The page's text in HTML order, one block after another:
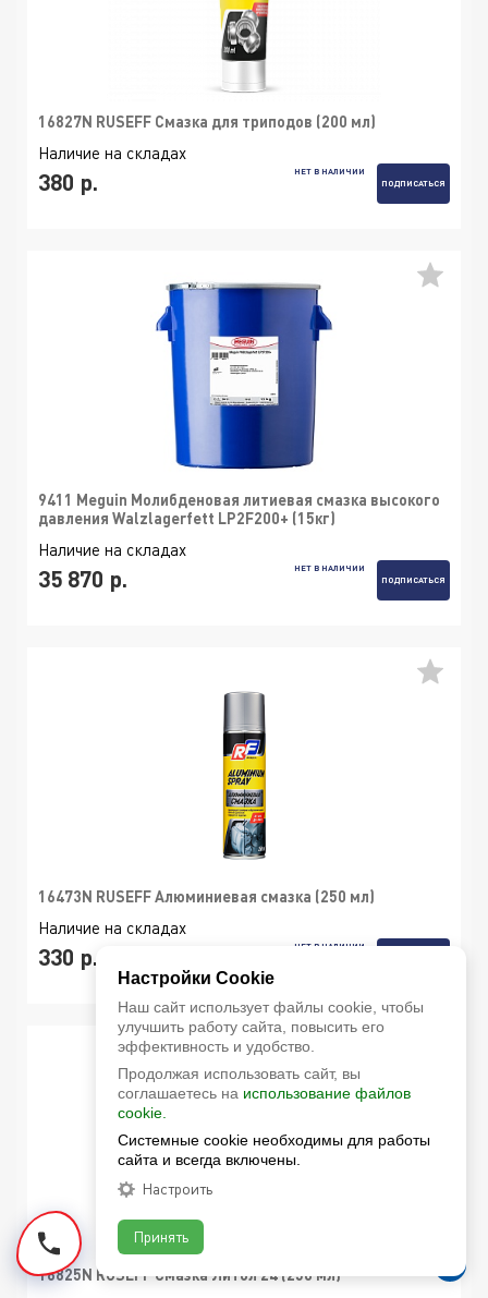
16827N RUSEFF Смазка для триподов (200 мл)
Наличие на складах
380 р.
НЕТ В НАЛИЧИИ
ПОДПИСАТЬСЯ
9411 Meguin Молибденовая литиевая смазка высокого
давления Walzlagerfett LP2F200+ (15кг)
Наличие на складах
35 870 р.
НЕТ В НАЛИЧИИ
ПОДПИСАТЬСЯ
16473N RUSEFF Алюминиевая смазка (250 мл)
Наличие на складах
330 р.
НЕТ В НАЛИЧИИ
16825N RUSEFF Смазка Литол 24 (250 мл)
Настройки Cookie
Наш сайт использует файлы cookie, чтобы
улучшить работу сайта, повысить его
эффективность и удобство.
Продолжая использовать сайт, вы
соглашаетесь на использование файлов
cookie.
Системные cookie необходимы для работы
сайта и всегда включены.
Настроить
Принять